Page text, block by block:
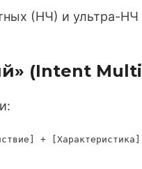
(НЧ) и ультра-НЧ
(Intent
+ [Характеристика]